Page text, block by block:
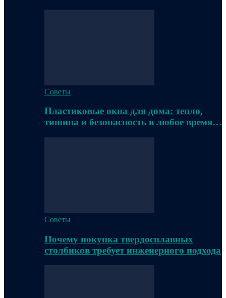
Советы
Пластиковые окна для дома: тепло,
тишина и безопасность в любое время…
Советы
Почему покупка твердосплавных
столбиков требует инженерного подхода